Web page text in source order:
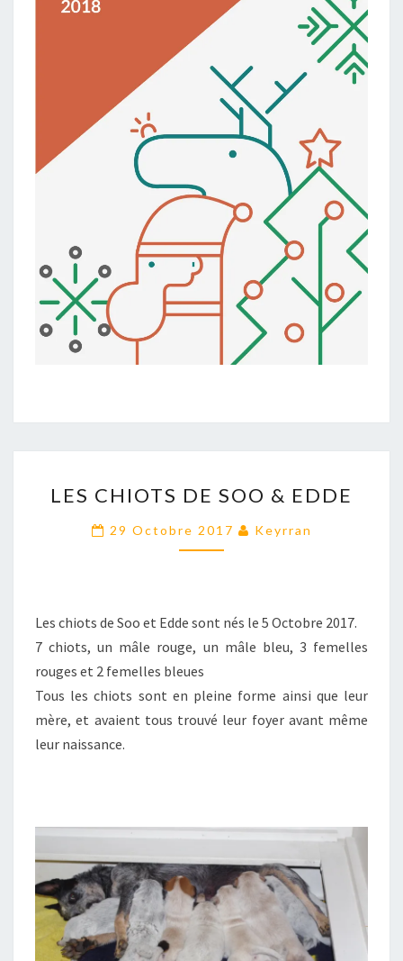
CHIOTS
DE
SOO
LES CHIOTS DE SOO & EDDE
29 Octobre 2017 Keyrran
Les chiots de Soo et Edde sont nés le 5 Octobre 2017.
7 chiots, un mâle rouge, un mâle bleu, 3 femelles
rouges et 2 femelles bleues
Tous les chiots sont en pleine forme ainsi que leur
mère, et avaient tous trouvé leur foyer avant même
leur naissance.